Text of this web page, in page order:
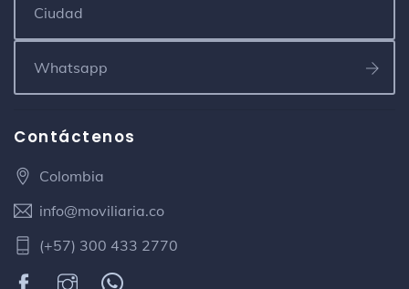
Contáctenos
Colombia
info@moviliaria.co
(+57) 300 433 2770